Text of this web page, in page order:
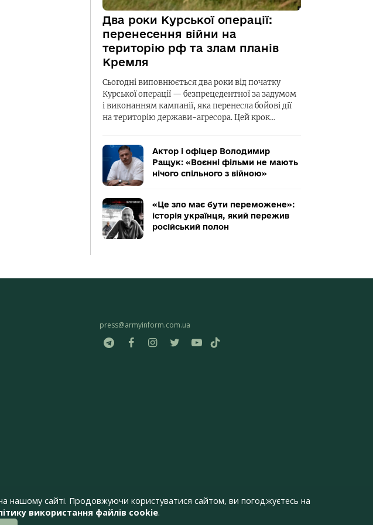
Два роки Курської операції:
перенесення війни на
територію рф та злам планів
Кремля
Сьогодні виповнюється два роки від початку
Курської операції — безпрецедентної за задумом
і виконанням кампанії, яка перенесла бойові дії
на територію держави-агресора. Цей крок…
Актор і офіцер Володимир
Ращук: «Воєнні фільми не мають
нічого спільного з війною»
«Це зло має бути переможене»:
історія українця, який пережив
російський полон
press@armyinform.com.ua
сайті. Продовжуючи користуватися сайтом, ви погоджуєтесь на
використання файлів cookie.